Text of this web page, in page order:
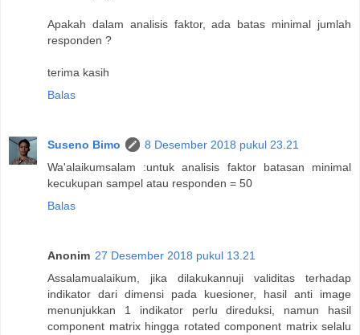
Apakah dalam analisis faktor, ada batas minimal jumlah
responden ?
terima kasih
Balas
Suseno Bimo
8 Desember 2018 pukul 23.21
Wa'alaikumsalam :untuk analisis faktor batasan minimal
kecukupan sampel atau responden = 50
Balas
Anonim 27 Desember 2018 pukul 13.21
Assalamualaikum, jika dilakukannuji validitas terhadap
indikator dari dimensi pada kuesioner, hasil anti image
menunjukkan 1 indikator perlu direduksi, namun hasil
component matrix hingga rotated component matrix selalu